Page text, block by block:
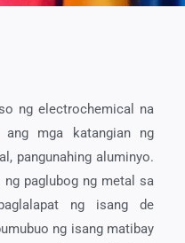
ng electrochemical na
ang mga katangian ng
pangunahing aluminyo.
paglubog ng metal sa
ng isang de
ng isang matibay